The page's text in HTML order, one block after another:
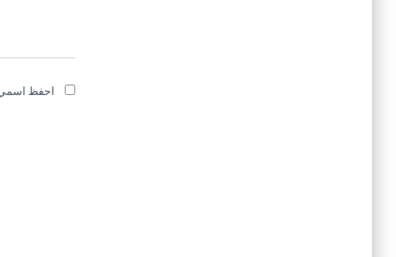
احفظ اسمي،